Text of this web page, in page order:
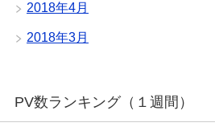
2018年4月
2018年3月
PV数ランキング（１週間）